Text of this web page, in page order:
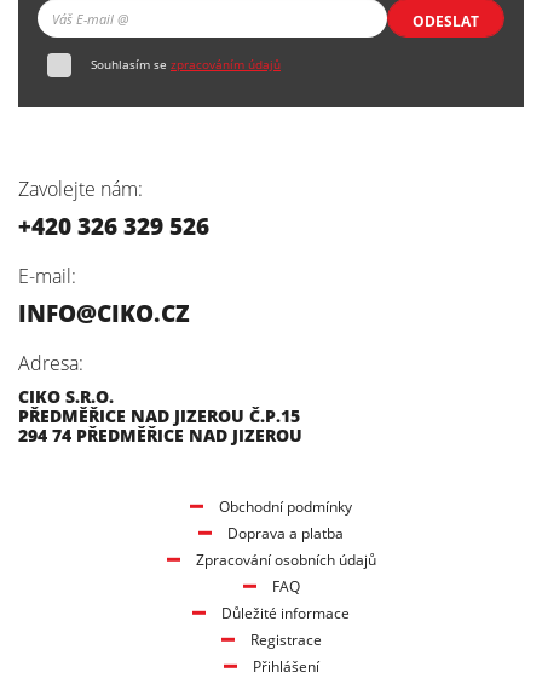
ODESLAT
Souhlasím se zpracováním údajů
Zavolejte nám:
+420 326 329 526
E-mail:
INFO@CIKO.CZ
Adresa:
CIKO S.R.O.
PŘEDMĚŘICE NAD JIZEROU Č.P.15
294 74 PŘEDMĚŘICE NAD JIZEROU
Obchodní podmínky
Doprava a platba
Zpracování osobních údajů
FAQ
Důležité informace
Registrace
Přihlášení